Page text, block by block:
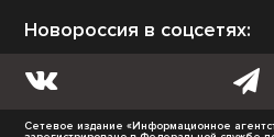
Новороссия в соцсетях:
Сетевое издание «Информационное